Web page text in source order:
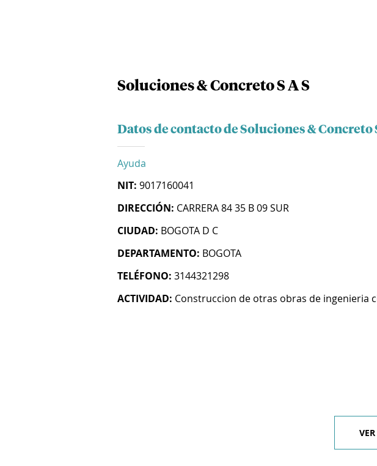
Soluciones & Concreto S A S
Datos de contacto de Soluciones & Concreto
Ayuda
NIT: 9017160041
DIRECCIÓN: CARRERA 84 35 B 09 SUR
CIUDAD: BOGOTA D C
DEPARTAMENTO: BOGOTA
TELÉFONO: 3144321298
ACTIVIDAD: Construccion de otras obras de ingenieria